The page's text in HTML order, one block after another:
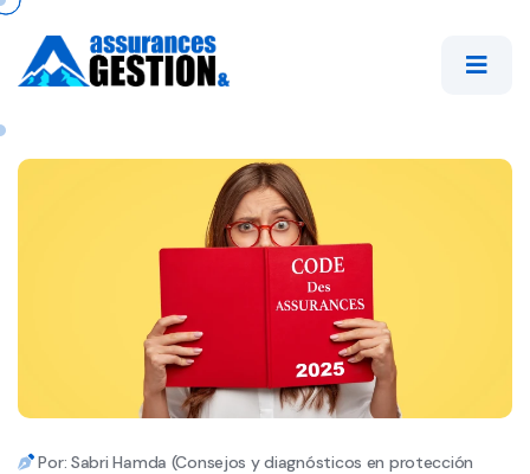
Por: Sabri Hamda (Consejos y diagnósticos en protección